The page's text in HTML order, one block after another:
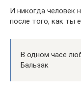
И никогда человек
после того, как ты
В одном часе
Бальзак